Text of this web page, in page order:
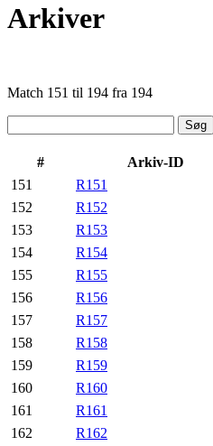
Arkiver
Match 151 til 194 fra 194
# Arkiv-ID
151
R151
152
R152
153
R153
154
R154
155
R155
156
R156
157
R157
158
R158
159
R159
160
R160
161
R161
162
R162